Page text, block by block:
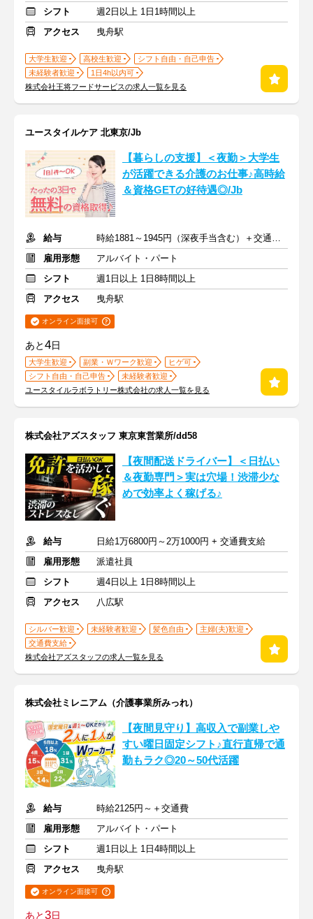
シフト
週2日以上 1日1時間以上
アクセス
曳舟駅
大学生歓迎 高校生歓迎
シフト自由・自己申告
未経験者歓迎
1日4h以内可
株式会社王将フードサービスの求人一覧を見る
ユースタイルケア 北東京/Jb
【暮らしの支援】＜夜勤＞大学生
が活躍できる介護のお仕事♪高時給
＆資格GETの好待遇◎/Jb
給与
時給1881～1945円（深夜手当含む）＋交通費支給
雇用形態
アルバイト・パート
シフト
週1日以上 1日8時間以上
アクセス
曳舟駅
オンライン面接可
あと4日
大学生歓迎 副業・Ｗワーク歓迎
ヒゲ可
シフト自由・自己申告
未経験者歓迎
ユースタイルラボラトリー株式会社の求人一覧を見る
株式会社アズスタッフ 東京東営業所/dd58
【夜間配送ドライバー】＜日払い
＆夜勤専門＞実は穴場！渋滞少な
めで効率よく稼げる♪
給与
日給1万6800円～2万1000円 + 交通費支給
雇用形態
派遣社員
シフト
週4日以上 1日8時間以上
アクセス
八広駅
シルバー歓迎 未経験者歓迎 髪色自由
主婦(夫)歓迎
交通費支給
株式会社アズスタッフの求人一覧を見る
株式会社ミレニアム（介護事業所みっれ）
【夜間見守り】高収入で副業しや
すい曜日固定シフト♪直行直帰で通
勤もラク◎20～50代活躍
給与
時給2125円～＋交通費
雇用形態
アルバイト・パート
シフト
週1日以上 1日4時間以上
アクセス
曳舟駅
オンライン面接可
あと3日